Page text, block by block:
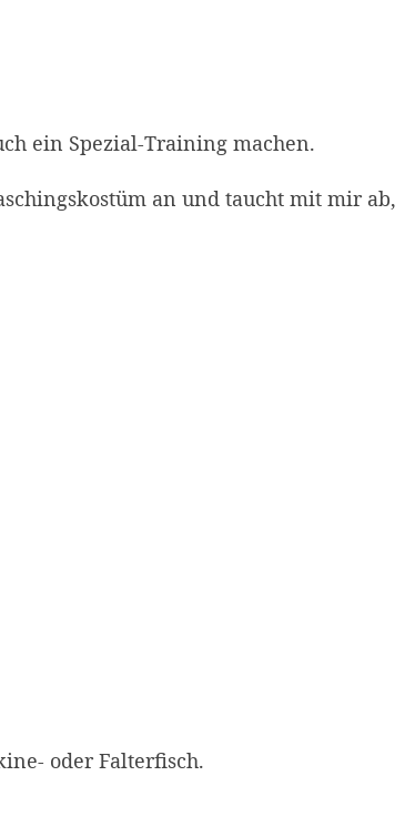
ein Spezial-Training machen.
an und taucht mit mir ab,
oder Falterfisch.